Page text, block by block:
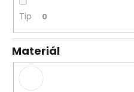
Tip 0
Materiál